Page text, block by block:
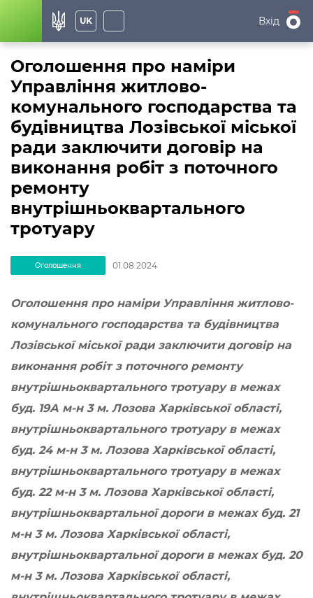
UK Вхід
Оголошення про наміри
Управління житлово-
комунального господарства та
будівництва Лозівської міської
ради заключити договір на
виконання робіт з поточного
ремонту
внутрішньоквартального
тротуару
Оголошення 01.08.2024
Оголошення про наміри Управління житлово-
комунального господарства та будівництва
Лозівської міської ради заключити договір на
виконання робіт з поточного ремонту
внутрішньоквартального тротуару в межах
буд. 19А м-н 3 м. Лозова Харківської області,
внутрішньоквартального тротуару в межах
буд. 24 м-н 3 м. Лозова Харківської області,
внутрішньоквартального тротуару в межах
буд. 22 м-н 3 м. Лозова Харківської області,
внутрішньоквартальної дороги в межах буд. 21
м-н 3 м. Лозова Харківської області,
внутрішньоквартальної дороги в межах буд. 20
м-н 3 м. Лозова Харківської області,